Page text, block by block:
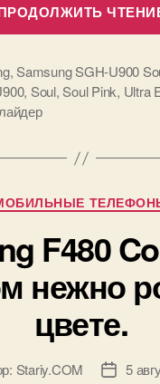
,Samsung SGH-U900
, Soul,Soul Pink, Ultra
Рубрики
F480
нежно
цвете.
Stariy.COM
Дата
5